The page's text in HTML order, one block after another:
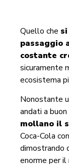
Quello che
passaggio
costante
sicuramente
ecosistema
Nonostante
andati a buon
mollano il
Coca-Cola
dimostrando
enorme per il